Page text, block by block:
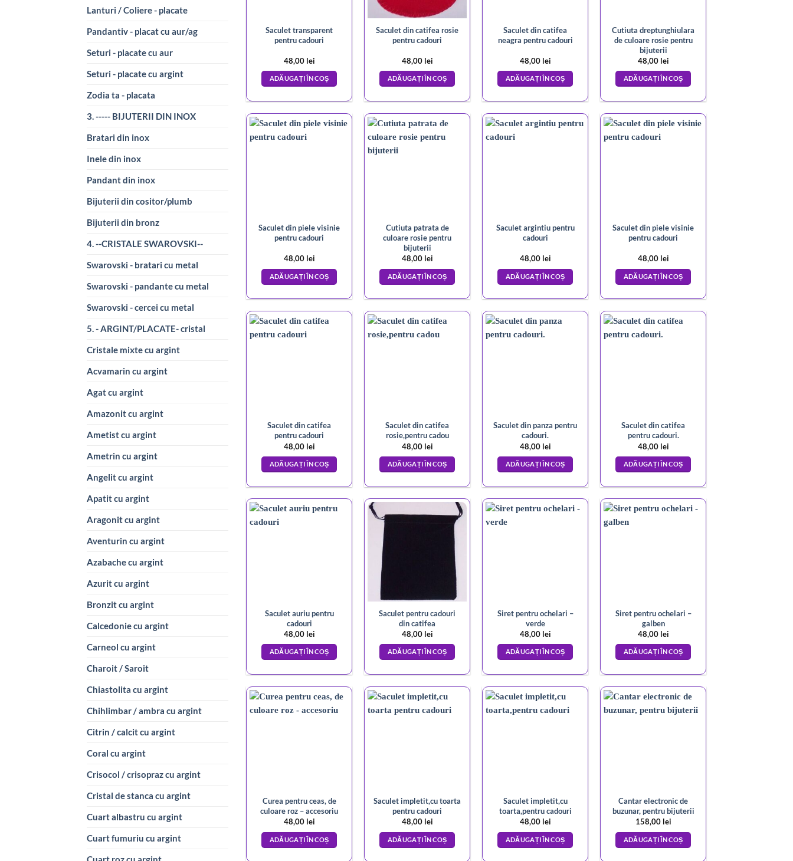
Lanturi / Coliere - placate
Pandantiv - placat cu aur/ag
Seturi - placate cu aur
Seturi - placate cu argint
Zodia ta - placata
3. ----- BIJUTERII DIN INOX
Bratari din inox
Inele din inox
Pandant din inox
Bijuterii din cositor/plumb
Bijuterii din bronz
4. --CRISTALE SWAROVSKI--
Swarovski - bratari cu metal
Swarovski - pandante cu metal
Swarovski - cercei cu metal
5. - ARGINT/PLACATE- cristal
Cristale mixte cu argint
Acvamarin cu argint
Agat cu argint
Amazonit cu argint
Ametist cu argint
Ametrin cu argint
Angelit cu argint
Apatit cu argint
Aragonit cu argint
Aventurin cu argint
Azabache cu argint
Azurit cu argint
Bronzit cu argint
Calcedonie cu argint
Carneol cu argint
Charoit / Saroit
Chiastolita cu argint
Chihlimbar / ambra cu argint
Citrin / calcit cu argint
Coral cu argint
Crisocol / crisopraz cu argint
Cristal de stanca cu argint
Cuart albastru cu argint
Cuart fumuriu cu argint
Saculet transparent
pentru cadouri
48,00 lei
ADĂUGAȚI ÎN COȘ
Saculet din catifea rosie
pentru cadouri
48,00 lei
ADĂUGAȚI ÎN COȘ
Saculet din catifea
neagra pentru cadouri
48,00 lei
ADĂUGAȚI ÎN COȘ
Cutiuta dreptunghiulara
de culoare rosie pentru
bijuterii
48,00 lei
ADĂUGAȚI ÎN COȘ
Saculet din piele visinie
pentru cadouri
48,00 lei
ADĂUGAȚI ÎN COȘ
Cutiuta patrata de
culoare rosie pentru
bijuterii
48,00 lei
ADĂUGAȚI ÎN COȘ
Saculet argintiu pentru
cadouri
48,00 lei
ADĂUGAȚI ÎN COȘ
Saculet din piele visinie
pentru cadouri
48,00 lei
ADĂUGAȚI ÎN COȘ
Saculet din catifea
pentru cadouri
48,00 lei
ADĂUGAȚI ÎN COȘ
Saculet din catifea
rosie,pentru cadou
48,00 lei
ADĂUGAȚI ÎN COȘ
Saculet din panza pentru
cadouri.
48,00 lei
ADĂUGAȚI ÎN COȘ
Saculet din catifea
pentru cadouri.
48,00 lei
ADĂUGAȚI ÎN COȘ
Saculet auriu pentru
cadouri
48,00 lei
ADĂUGAȚI ÎN COȘ
Saculet pentru cadouri
din catifea
48,00 lei
ADĂUGAȚI ÎN COȘ
Siret pentru ochelari –
verde
48,00 lei
ADĂUGAȚI ÎN COȘ
Siret pentru ochelari –
galben
48,00 lei
ADĂUGAȚI ÎN COȘ
Curea pentru ceas, de
culoare roz – accesoriu
48,00 lei
ADĂUGAȚI ÎN COȘ
Saculet impletit,cu toarta
pentru cadouri
48,00 lei
ADĂUGAȚI ÎN COȘ
Saculet impletit,cu
toarta,pentru cadouri
48,00 lei
ADĂUGAȚI ÎN COȘ
Cantar electronic de
buzunar, pentru bijuterii
158,00 lei
ADĂUGAȚI ÎN COȘ